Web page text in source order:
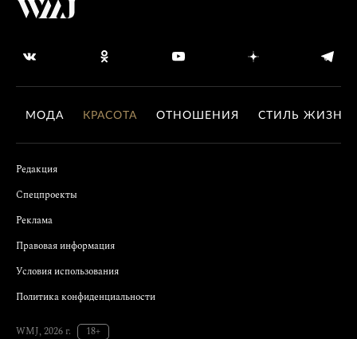
МОДА КРАСОТА ОТНОШЕНИЯ СТИЛЬ ЖИЗНИ
Редакция
Спецпроекты
Реклама
Правовая информация
Условия использования
Политика конфиденциальности
WMJ, 2026 г. 18+